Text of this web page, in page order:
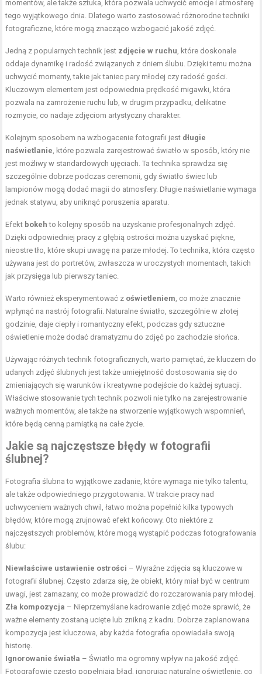
momentów, ale także sztuka, która pozwala uchwycić emocje i atmosferę
tego wyjątkowego dnia. Dlatego warto zastosować różnorodne techniki
fotograficzne, które mogą znacząco wzbogacić jakość zdjęć.
Jedną z popularnych technik jest zdjęcie w ruchu , które doskonale
oddaje dynamikę i radość związanych z dniem ślubu. Dzięki temu można
uchwycić momenty, takie jak taniec pary młodej czy radość gości.
Kluczowym elementem jest odpowiednia prędkość migawki, która
pozwala na zamrożenie ruchu lub, w drugim przypadku, delikatne
rozmycie, co nadaje zdjęciom artystyczny charakter.
Kolejnym sposobem na wzbogacenie fotografii jest długie
naświetlanie , które pozwala zarejestrować światło w sposób, który nie
jest możliwy w standardowych ujęciach. Ta technika sprawdza się
szczególnie dobrze podczas ceremonii, gdy światło świec lub
lampionów mogą dodać magii do atmosfery. Długie naświetlanie wymaga
jednak statywu, aby uniknąć poruszenia aparatu.
Efekt bokeh to kolejny sposób na uzyskanie profesjonalnych zdjęć.
Dzięki odpowiedniej pracy z głębią ostrości można uzyskać piękne,
nieostre tło, które skupi uwagę na parze młodej. To technika, która często
używana jest do portretów, zwłaszcza w uroczystych momentach, takich
jak przysięga lub pierwszy taniec.
Warto również eksperymentować z oświetleniem , co może znacznie
wpłynąć na nastrój fotografii. Naturalne światło, szczególnie w złotej
godzinie, daje ciepły i romantyczny efekt, podczas gdy sztuczne
oświetlenie może dodać dramatyzmu do zdjęć po zachodzie słońca.
Używając różnych technik fotograficznych, warto pamiętać, że kluczem do
udanych zdjęć ślubnych jest także umiejętność dostosowania się do
zmieniających się warunków i kreatywne podejście do każdej sytuacji.
Właściwe stosowanie tych technik pozwoli nie tylko na zarejestrowanie
ważnych momentów, ale także na stworzenie wyjątkowych wspomnień,
które będą cenną pamiątką na całe życie.
Jakie są najczęstsze błędy w fotografii
ślubnej?
Fotografia ślubna to wyjątkowe zadanie, które wymaga nie tylko talentu,
ale także odpowiedniego przygotowania. W trakcie pracy nad
uchwyceniem ważnych chwil, łatwo można popełnić kilka typowych
błędów, które mogą zrujnować efekt końcowy. Oto niektóre z
najczęstszych problemów, które mogą wystąpić podczas fotografowania
ślubu:
Niewłaściwe ustawienie ostrości – Wyraźne zdjęcia są kluczowe w
fotografii ślubnej. Często zdarza się, że obiekt, który miał być w centrum
uwagi, jest zamazany, co może prowadzić do rozczarowania pary młodej.
Zła kompozycja – Nieprzemyślane kadrowanie zdjęć może sprawić, że
ważne elementy zostaną ucięte lub znikną z kadru. Dobrze zaplanowana
kompozycja jest kluczowa, aby każda fotografia opowiadała swoją
historię.
Ignorowanie światła – Światło ma ogromny wpływ na jakość zdjęć.
Fotografowie często popełniają błąd, ignorując naturalne oświetlenie, co